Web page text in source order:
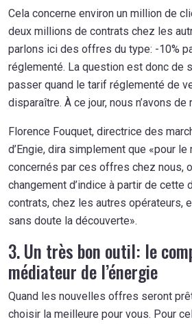
Cela concerne environ un million de
deux millions de contrats chez les
parlons ici des offres du type: -10%
réglementé. La question est donc de
passer quand le tarif réglementé de
disparaître. À ce jour, nous n’avons
Florence Fouquet, directrice des
d’Engie, dira simplement que «pour
concernés par ces offres chez nous,
changement d’indice à partir de cette
contrats, chez les autres opérateurs,
sans doute la découverte».
3. Un très bon outil: le
médiateur de l’énergie
Quand les nouvelles offres seront
choisir la meilleure pour vous. Pour